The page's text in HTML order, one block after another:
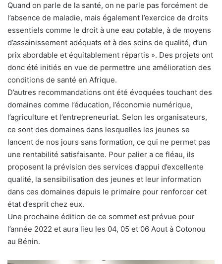
Quand on parle de la santé, on ne parle pas forcément de
l’absence de maladie, mais également l’exercice de droits
essentiels comme le droit à une eau potable, à de moyens
d’assainissement adéquats et à des soins de qualité, d’un
prix abordable et équitablement répartis ». Des projets ont
donc été initiés en vue de permettre une amélioration des
conditions de santé en Afrique.
D’autres recommandations ont été évoquées touchant des
domaines comme l’éducation, l’économie numérique,
l’agriculture et l’entrepreneuriat. Selon les organisateurs,
ce sont des domaines dans lesquelles les jeunes se
lancent de nos jours sans formation, ce qui ne permet pas
une rentabilité satisfaisante. Pour palier a ce fléau, ils
proposent la prévision des services d’appui d’excellente
qualité, la sensibilisation des jeunes et leur information
dans ces domaines depuis le primaire pour renforcer cet
état d’esprit chez eux.
Une prochaine édition de ce sommet est prévue pour
l’année 2022 et aura lieu les 04, 05 et 06 Aout à Cotonou
au Bénin.